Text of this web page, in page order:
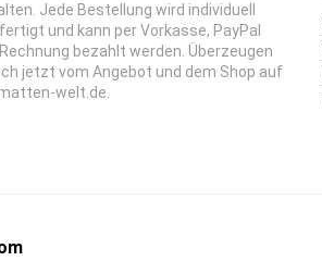
Jede Bestellung wird individuell
und kann per Vorkasse, PayPal
bezahlt werden. Überzeugen
jetzt vom Angebot und dem Shop auf
welt.de.